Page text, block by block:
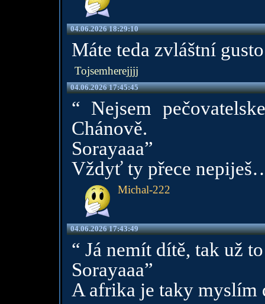
04.06.2026 18:29:10
Máte teda zvláštní
Tojsemherejjjj
04.06.2026 17:45:45
“ Nejsem
Chánově.
Sorayaaa”
Vždyť ty přece
Michal-222
04.06.2026 17:43:49
“ Já nemít dítě, tak už
Sorayaaa”
A afrika je taky